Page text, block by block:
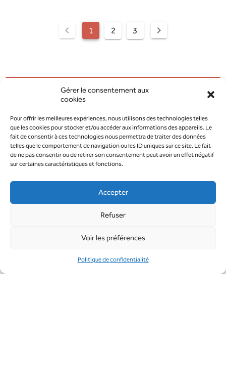
Gérer le consentement aux
cookies
Pour offrir les meilleures expériences, nous utilisons des technologies telles
que les cookies pour stocker et/ou accéder aux informations des appareils. Le
fait de consentir à ces technologies nous permettra de traiter des données
telles que le comportement de navigation ou les ID uniques sur ce site. Le fait
de ne pas consentir ou de retirer son consentement peut avoir un effet négatif
sur certaines caractéristiques et fonctions.
Accepter
Refuser
Voir les préférences
Politique de confidentialité
1 2 3
JUILLET 2026 SEPTEMBRE 2026